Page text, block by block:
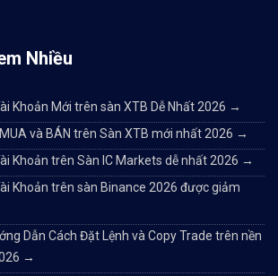
Nhiều
Khoản Mới trên sàn XTB Dễ Nhất 2026 →
và BÁN trên Sàn XTB mới nhất 2026 →
Khoản trên Sàn IC Markets dễ nhất 2026 →
Khoản trên sàn Binance 2026 được giảm
Dẫn Cách Đặt Lệnh và Copy Trade trên nền
→